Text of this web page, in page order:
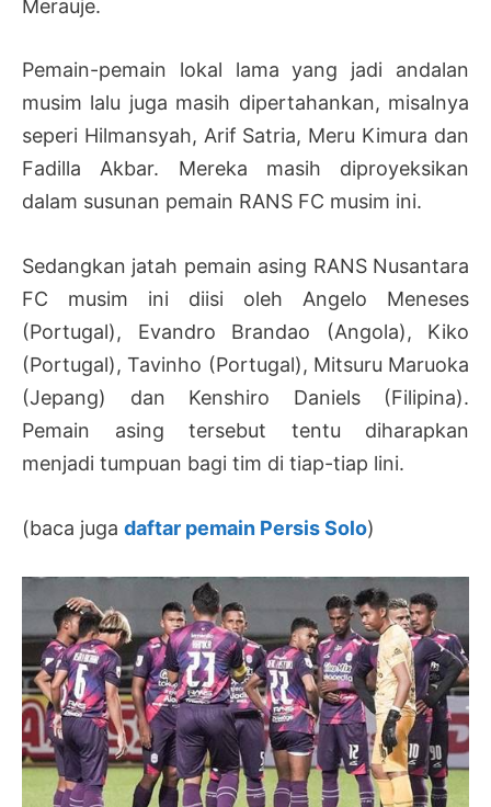
Merauje.
Pemain-pemain lokal lama yang jadi andalan
musim lalu juga masih dipertahankan, misalnya
seperi Hilmansyah, Arif Satria, Meru Kimura dan
Fadilla Akbar. Mereka masih diproyeksikan
dalam susunan pemain RANS FC musim ini.
Sedangkan jatah pemain asing RANS Nusantara
FC musim ini diisi oleh Angelo Meneses
(Portugal), Evandro Brandao (Angola), Kiko
(Portugal), Tavinho (Portugal), Mitsuru Maruoka
(Jepang) dan Kenshiro Daniels (Filipina).
Pemain asing tersebut tentu diharapkan
menjadi tumpuan bagi tim di tiap-tiap lini.
(baca juga daftar pemain Persis Solo)